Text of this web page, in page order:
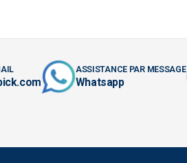
ASSISTANCE PAR MESSAGE
Whatsapp